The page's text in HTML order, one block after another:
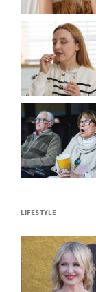
LIFESTYLE